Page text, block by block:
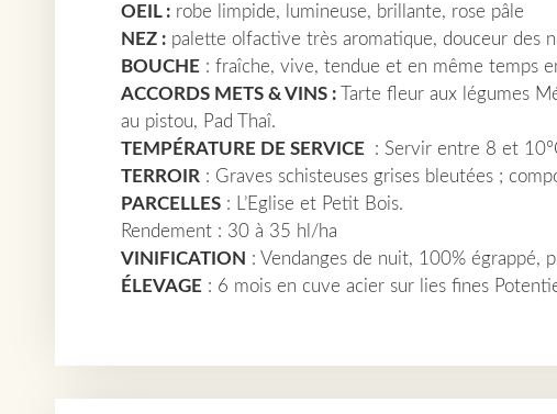
OEIL : robe limpide, lumineuse, brillante, rose pâle
NEZ : palette olfactive très aromatique, douceur des
BOUCHE : fraîche, vive, tendue et en même temps
ACCORDS METS & VINS : Tarte fleur aux légumes
au pistou, Pad Thaî.
TEMPÉRATURE DE SERVICE : Servir entre 8 et 10°
TERROIR : Graves schisteuses grises bleutées ;
PARCELLES : L’Eglise et Petit Bois.
Rendement : 30 à 35 hl/ha
VINIFICATION : Vendanges de nuit, 100% égrappé,
ÉLEVAGE : 6 mois en cuve acier sur lies fines